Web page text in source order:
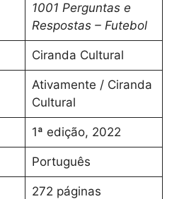
1001 Perguntas e
Respostas – Futebol
Ciranda Cultural
Ativamente / Ciranda
Cultural
1ª edição, 2022
Português
272 páginas